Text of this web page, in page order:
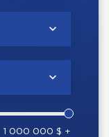
1 000 000 $ +